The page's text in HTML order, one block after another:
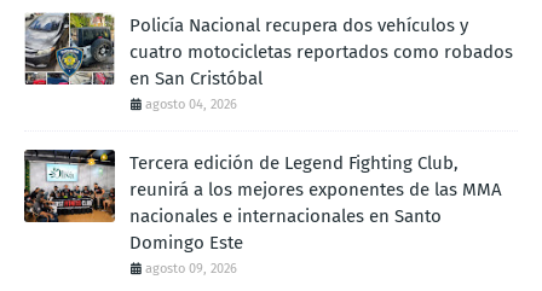
Policía Nacional recupera dos vehículos y
cuatro motocicletas reportados como robados
en San Cristóbal
agosto 04, 2026
Tercera edición de Legend Fighting Club,
reunirá a los mejores exponentes de las MMA
nacionales e internacionales en Santo
Domingo Este
agosto 09, 2026